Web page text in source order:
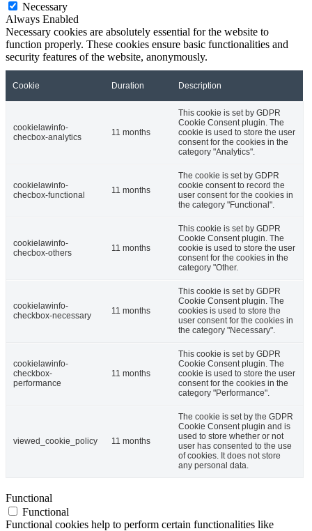
Necessary
Always Enabled
Necessary cookies are absolutely essential for the website to
function properly. These cookies ensure basic functionalities and
security features of the website, anonymously.
Cookie Duration Description
cookielawinfo-
checbox-analytics
11 months
This cookie is set by GDPR
Cookie Consent plugin. The
cookie is used to store the user
consent for the cookies in the
category "Analytics".
cookielawinfo-
checbox-functional
11 months
The cookie is set by GDPR
cookie consent to record the
user consent for the cookies in
the category "Functional".
cookielawinfo-
checbox-others
11 months
This cookie is set by GDPR
Cookie Consent plugin. The
cookie is used to store the user
consent for the cookies in the
category "Other.
cookielawinfo-
checkbox-necessary
11 months
This cookie is set by GDPR
Cookie Consent plugin. The
cookies is used to store the
user consent for the cookies in
the category "Necessary".
cookielawinfo-
checkbox-
performance
11 months
This cookie is set by GDPR
Cookie Consent plugin. The
cookie is used to store the user
consent for the cookies in the
category "Performance".
viewed_cookie_policy 11 months
The cookie is set by the GDPR
Cookie Consent plugin and is
used to store whether or not
user has consented to the use
of cookies. It does not store
any personal data.
Functional
Functional
Functional cookies help to perform certain functionalities like